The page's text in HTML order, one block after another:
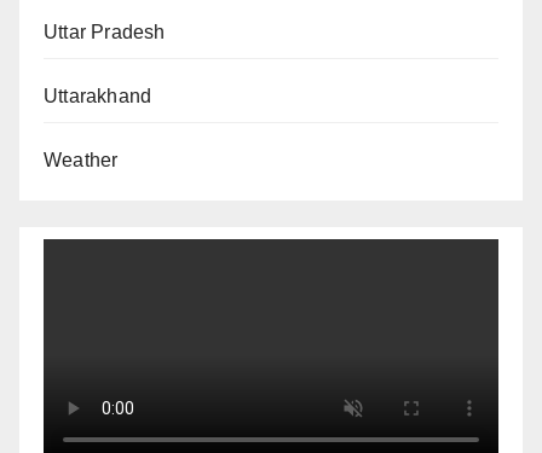
Uttar Pradesh
Uttarakhand
Weather